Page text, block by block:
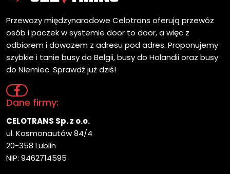
Przewozy międzynarodowe Celotrans oferują przewóz
osób i paczek w systemie door to door, a więc z
odbiorem i dowozem z adresu pod adres. Proponujemy
szybkie i tanie busy do Belgii, busy do Holandii oraz busy
do Niemiec. Sprawdź już dziś!
Dane firmy:
CELOTRANS Sp. z o.o.
ul. Kosmonautów 84/4
20-358 Lublin
NIP: 9462714595